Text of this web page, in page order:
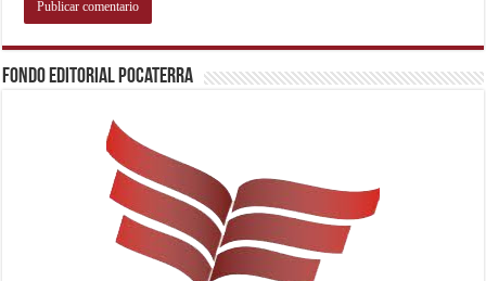
Fondo Editorial Pocaterra